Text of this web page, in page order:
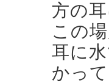
方の
この
耳に
かっ